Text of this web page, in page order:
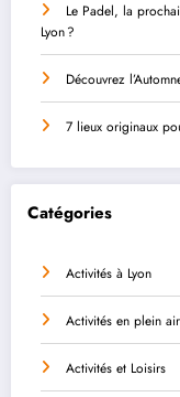
Le Padel, la
Lyon ?
Découvrez
7 lieux originaux
Catégories
Activités à Lyon
Activités en plein
Activités et Loisirs